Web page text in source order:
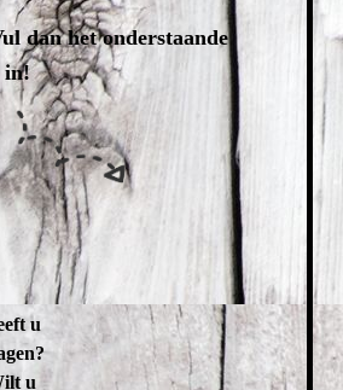
dan het onderstaande
in!
u
u